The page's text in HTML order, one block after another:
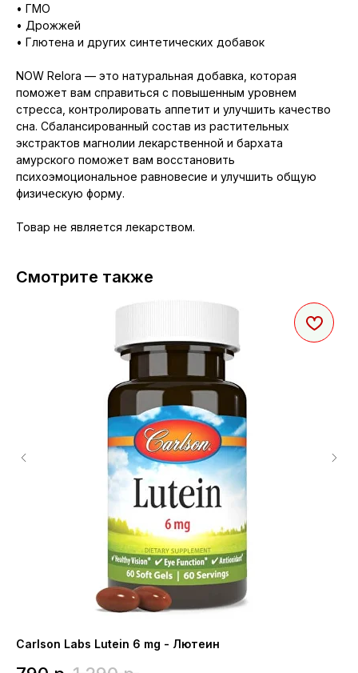
• ГМО
• Дрожжей
• Глютена и других синтетических добавок
NOW Relora — это натуральная добавка, которая
поможет вам справиться с повышенным уровнем
стресса, контролировать аппетит и улучшить качество
сна. Сбалансированный состав из растительных
экстрактов магнолии лекарственной и бархата
амурского поможет вам восстановить
психоэмоциональное равновесие и улучшить общую
физическую форму.
Товар не является лекарством.
Смотрите также
Carlson Labs Lutein 6 mg - Лютеин